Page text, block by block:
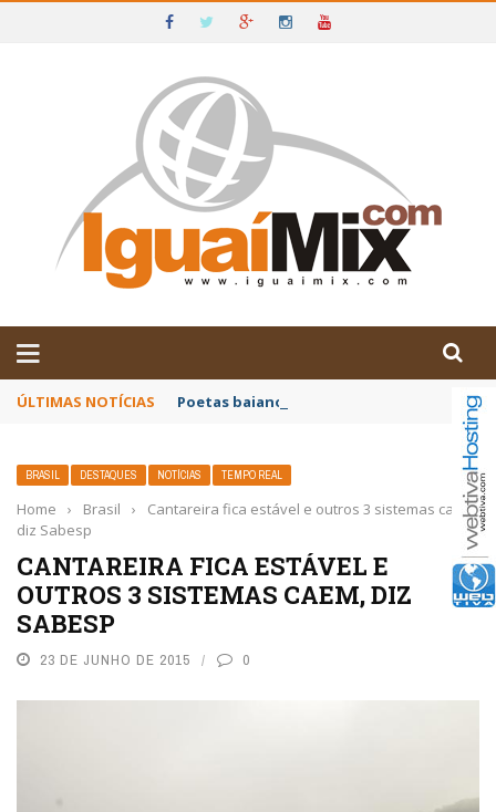
IGUAÍ E SUDOESTE DA BAHIA
ÚLTIMAS NOTÍCIAS Poetas baianos representam o Brasil no
BRASIL DESTAQUES NOTÍCIAS TEMPO REAL
Home › Brasil ›
Cantareira fica estável e outros 3 sistemas caem,
diz Sabesp
CANTAREIRA FICA ESTÁVEL E
OUTROS 3 SISTEMAS CAEM, DIZ
SABESP
23 DE JUNHO DE 2015 0